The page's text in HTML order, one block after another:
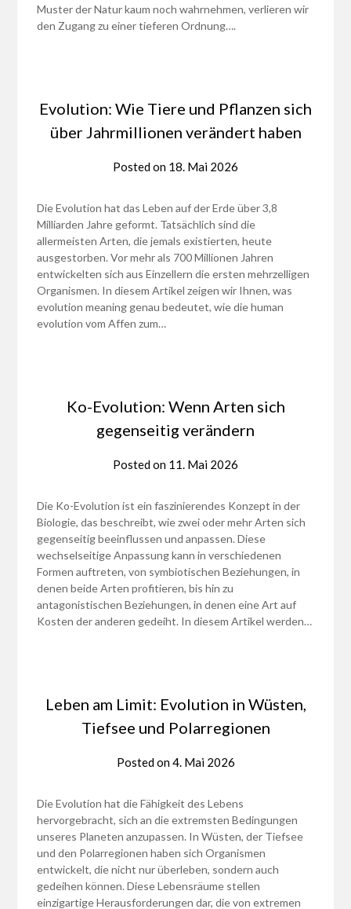
Muster der Natur kaum noch wahrnehmen, verlieren wir
den Zugang zu einer tieferen Ordnung….
Evolution: Wie Tiere und Pflanzen sich
über Jahrmillionen verändert haben
Posted on 18. Mai 2026
Die Evolution hat das Leben auf der Erde über 3,8
Milliarden Jahre geformt. Tatsächlich sind die
allermeisten Arten, die jemals existierten, heute
ausgestorben. Vor mehr als 700 Millionen Jahren
entwickelten sich aus Einzellern die ersten mehrzelligen
Organismen. In diesem Artikel zeigen wir Ihnen, was
evolution meaning genau bedeutet, wie die human
evolution vom Affen zum…
Ko-Evolution: Wenn Arten sich
gegenseitig verändern
Posted on 11. Mai 2026
Die Ko-Evolution ist ein faszinierendes Konzept in der
Biologie, das beschreibt, wie zwei oder mehr Arten sich
gegenseitig beeinflussen und anpassen. Diese
wechselseitige Anpassung kann in verschiedenen
Formen auftreten, von symbiotischen Beziehungen, in
denen beide Arten profitieren, bis hin zu
antagonistischen Beziehungen, in denen eine Art auf
Kosten der anderen gedeiht. In diesem Artikel werden…
Leben am Limit: Evolution in Wüsten,
Tiefsee und Polarregionen
Posted on4. Mai 2026
Die Evolution hat die Fähigkeit des Lebens
hervorgebracht, sich an die extremsten Bedingungen
unseres Planeten anzupassen. In Wüsten, der Tiefsee
und den Polarregionen haben sich Organismen
entwickelt, die nicht nur überleben, sondern auch
gedeihen können. Diese Lebensräume stellen
einzigartige Herausforderungen dar, die von extremen